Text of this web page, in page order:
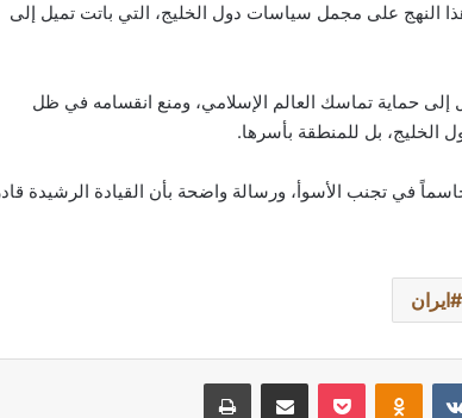
النهج على مجمل سياسات دول الخليج، التي باتت تميل إلى
إلى حماية تماسك العالم الإسلامي، ومنع انقسامه في ظل
بل للمنطقة بأسرها.
في تجنب الأسوأ، ورسالة واضحة بأن القيادة الرشيدة
ايران
Odnoklassniki
‫Pocket مشاركة عبر البريد طباعة